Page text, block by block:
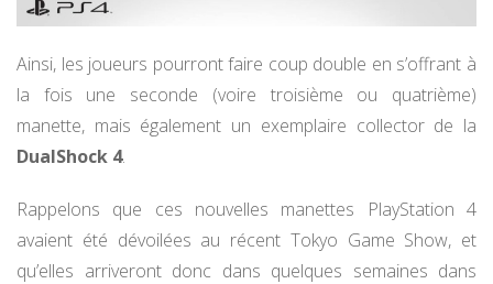
Ainsi, les joueurs pourront faire coup double en s’offrant à
la fois une seconde (voire troisième ou quatrième)
manette, mais également un exemplaire collector de la
DualShock 4.
Rappelons que ces nouvelles manettes PlayStation 4
avaient été dévoilées au récent Tokyo Game Show, et
qu’elles arriveront donc dans quelques semaines dans